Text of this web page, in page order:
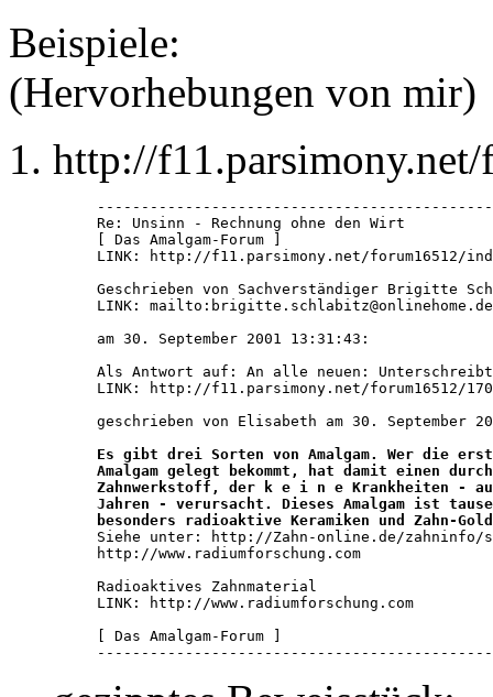
Beispiele:
(Hervorhebungen von mir)
http://
Re: Unsinn - Rechnung ohne den Wirt
[ Das Amalgam-Forum ]
LINK: http://f11.parsimony.net/forum16512/
Geschrieben von Sachverständiger Brigitte
LINK: mailto:brigitte.schlabitz@onlinehome.de
am 30. September 2001 13:31:43:
Als Antwort auf: An alle neuen:
LINK: http://f11.parsimony.net/forum16512/
geschrieben von Elisabeth am 30. September
Es gibt drei Sorten von Amalgam. Wer die
Amalgam gelegt bekommt, hat damit einen
Zahnwerkstoff, der k e i n e Krankheiten -
Jahren - verursacht. Dieses Amalgam ist
besonders radioaktive Keramiken und Zahn-
Siehe unter: http://Zahn-online.de/
http://www.radiumforschung.com
Radioaktives Zahnmaterial
LINK: http://www.radiumforschung.com
[ Das Amalgam-Forum ]